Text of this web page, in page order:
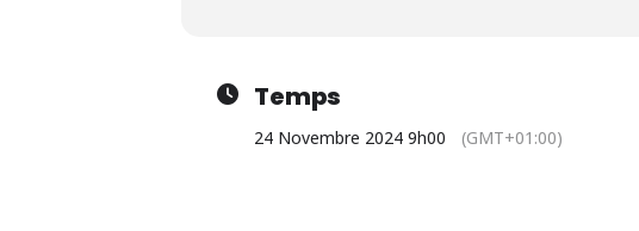
Temps
24 Novembre 2024 9h00 (GMT+01:00)